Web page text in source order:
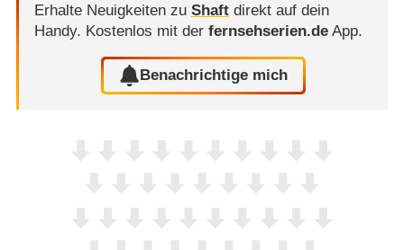
Erhalte Neuigkeiten zu Shaftdirekt auf dein
Handy. Kostenlos mit der fernsehserien.deApp.
Benachrichtige mich